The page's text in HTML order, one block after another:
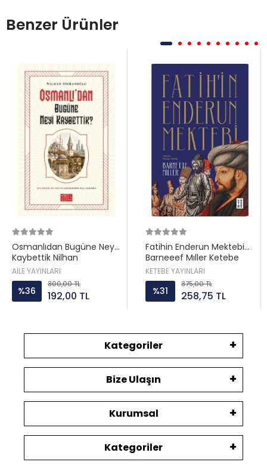
Benzer Ürünler
Osmanlıdan Bugüne Neyi
Kaybettik Nilhan
Osmanoğlu Aile yayın
AİLE YAYINLARI
%36
300,00 TL
192,00 TL
Fatihin Enderun Mektebi
Barneeef Mıller Ketebe
KETEBE YAYINLARI
%31
375,00 TL
258,75 TL
Kategoriler
Bize Ulaşın
Kurumsal
Kategoriler